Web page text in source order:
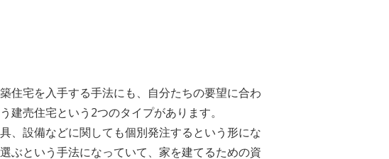
住宅を入手する手法にも、自分たちの要望に合わ
売住宅という2つのタイプがあります。
、設備などに関しても個別発注するという形にな
ぶという手法になっていて、家を建てるための資